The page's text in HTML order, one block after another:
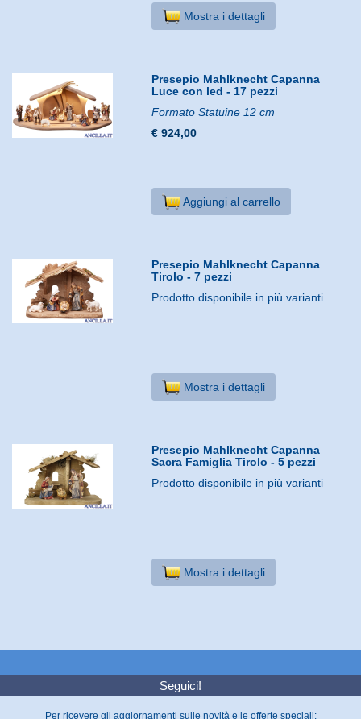
Mostra i dettagli
Presepio Mahlknecht Capanna
Luce con led - 17 pezzi
Formato Statuine 12 cm
€ 924,00
Aggiungi al carrello
Presepio Mahlknecht Capanna
Tirolo - 7 pezzi
Prodotto disponibile in più varianti
Mostra i dettagli
Presepio Mahlknecht Capanna
Sacra Famiglia Tirolo - 5 pezzi
Prodotto disponibile in più varianti
Mostra i dettagli
Seguici!
Per ricevere gli aggiornamenti sulle novità e le offerte speciali: